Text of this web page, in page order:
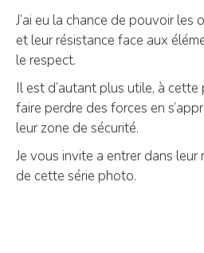
J’ai eu la chance de pouvoir les
et leur résistance face aux
le respect.
Il est d’autant plus utile, à
faire perdre des forces en
leur zone de sécurité.
Je vous invite a entrer dans
de cette série photo.